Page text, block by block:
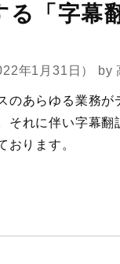
る「字幕
年1月31日） by
のあらゆる業務
それに伴い字幕
おります。